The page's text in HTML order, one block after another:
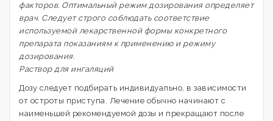
факторов. Оптимальный режим дозирования определяет
врач. Следует строго соблюдать соответствие
используемой лекарственной формы конкретного
препарата показаниям к применению и режиму
дозирования.
Раствор для ингаляций
Дозу следует подбирать индивидуально, в зависимости
от остроты приступа. Лечение обычно начинают с
наименьшей рекомендуемой дозы и прекращают после